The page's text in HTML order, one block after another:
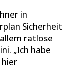
in
Sicherheit
ratlose
„Ich habe
hier